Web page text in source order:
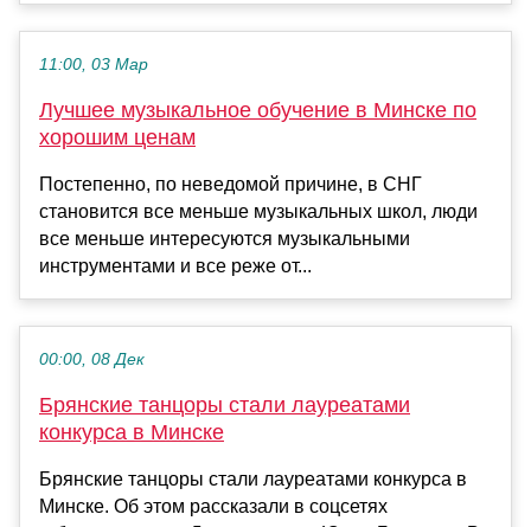
11:00, 03 Мар
Лучшее музыкальное обучение в Минске по
хорошим ценам
Постепенно, по неведомой причине, в СНГ
становится все меньше музыкальных школ, люди
все меньше интересуются музыкальными
инструментами и все реже от...
00:00, 08 Дек
Брянские танцоры стали лауреатами
конкурса в Минске
Брянские танцоры стали лауреатами конкурса в
Минске. Об этом рассказали в соцсетях